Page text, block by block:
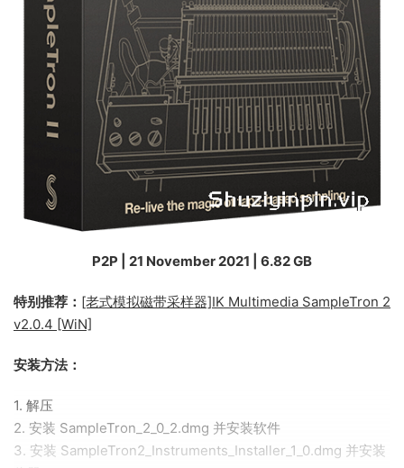
P2P | 21 November 2021 | 6.82 GB
特别推荐： [老式模拟磁带采样器]IK Multimedia SampleTron 2
v2.0.4 [WiN]
安装方法：
1. 解压
2. 安装 SampleTron_2_0_2.dmg 并安装软件
3. 安装 SampleTron2_Instruments_Installer_1_0.dmg 并安装